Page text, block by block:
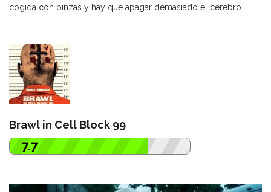
cogida con pinzas y hay que apagar demasiado el cerebro.
Brawl in Cell Block 99
7.7